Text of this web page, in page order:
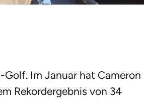
Im Januar hat Cameron
Rekordergebnis von 34